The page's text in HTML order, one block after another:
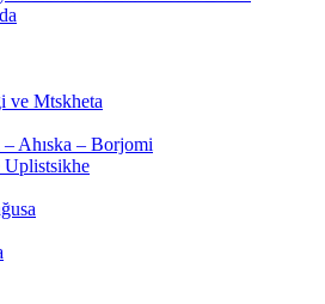
ve Mtskheta
– Ahıska – Borjomi